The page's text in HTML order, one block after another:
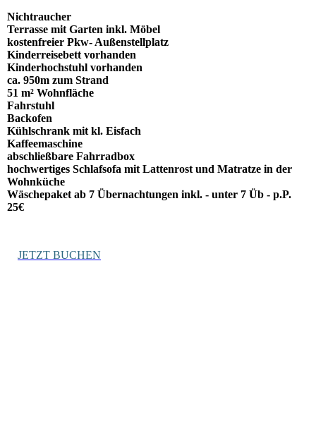
Nichtraucher
Terrasse mit Garten inkl. Möbel
kostenfreier Pkw- Außenstellplatz
Kinderreisebett vorhanden
Kinderhochstuhl vorhanden
ca. 950m zum Strand
51 m² Wohnfläche
Fahrstuhl
Backofen
Kühlschrank mit kl. Eisfach
Kaffeemaschine
abschließbare Fahrradbox
hochwertiges Schlafsofa mit Lattenrost und Matratze in der
Wohnküche
Wäschepaket ab 7 Übernachtungen inkl. - unter 7 Üb - p.P.
25€
JETZT BUCHEN